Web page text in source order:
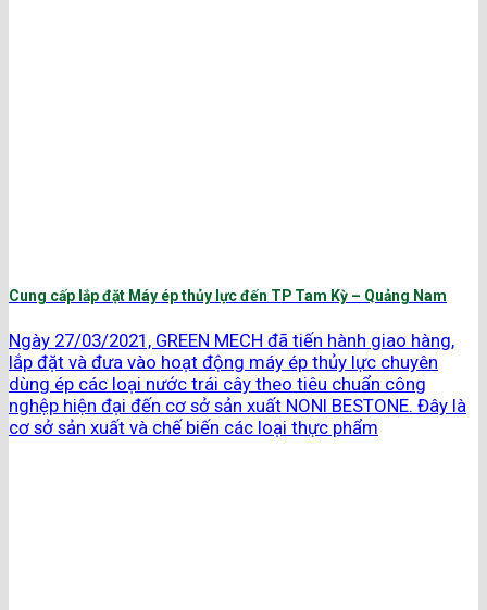
Cung cấp lắp đặt Máy ép thủy lực đến TP Tam Kỳ – Quảng Nam
Ngày 27/03/2021, GREEN MECH đã tiến hành giao hàng,
lắp đặt và đưa vào hoạt động máy ép thủy lực chuyên
dùng ép các loại nước trái cây theo tiêu chuẩn công
nghệp hiện đại đến cơ sở sản xuất NONI BESTONE. Đây là
cơ sở sản xuất và chế biến các loại thực phẩm